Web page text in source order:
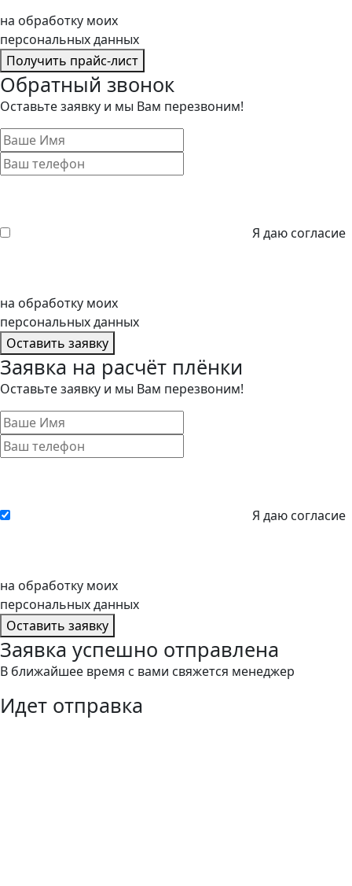
на обработку моих
персональных данных
Получить прайс-лист
Обратный звонок
Оставьте заявку и мы Вам перезвоним!
Я даю согласие
на обработку моих
персональных данных
Оставить заявку
Заявка на расчёт плёнки
Оставьте заявку и мы Вам перезвоним!
Я даю согласие
на обработку моих
персональных данных
Оставить заявку
Заявка успешно отправлена
В ближайшее время с вами свяжется менеджер
Идет отправка